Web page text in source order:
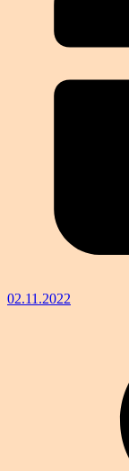
02.11.2022